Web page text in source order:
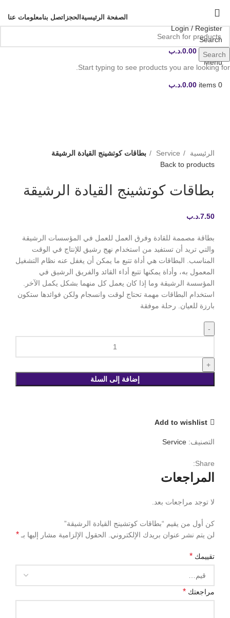
الصفحة الرئيسية الحجز اتصل بنامعلومات عنا
Login / Register
Search
items
0.00.د.ب
Menu
0
items
0.00.د.ب
الرئيسية
Service
بطاقات كوتشينج القيادة الرشيقة
Back to products
بطاقات كوتشينج القيادة الرشيقة
7.50.د.ب
بطاقة مصممة للقادة وفرق العمل للعمل في المؤسسات الرشيقة
والتي تريد أن تستفيد من استخدام نهج رشيق للإنتاج في الوقت
المناسب. البطاقات هي أداة تتبع ما يمكن أن يغفل عنه نظام التشغيل
المعمول به، وأداة يمكنها تتبع أداء القائد والفريق الرشيق في
المؤسسة الرشيقة وما إذا كان يعمل كل منهما بشكل يكمل الآخر.
استخدام البطاقات مهمة تحتاج لوقت وانسجام ولكن فوائدها ستكون
بارزة للعيان. رحلة موفقة
كوتشينج
القيادة
الرشيقة
إضافة إلى السلة
Add to wishlist
التصنيف: Service
Share:
المراجعات
لا توجد مراجعات بعد.
كن أول من يقيم “بطاقات كوتشينج القيادة الرشيقة”
لن يتم نشر عنوان بريدك الإلكتروني. الحقول الإلزامية مشار إليها بـ *
تقييمك *
مراجعتك *
Search
Start typing to see products you are looking for.